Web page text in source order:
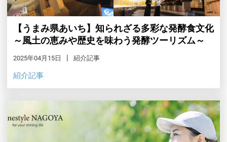
【うまみ県あいち】知られざる多彩な発酵食文化
～風土の恵みや歴史を味わう発酵ツーリズム～
2025年04月15日 紹介記事
紹介記事